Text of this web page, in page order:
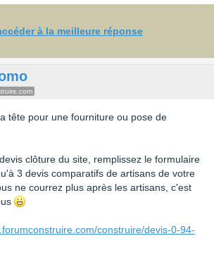
à la meilleure réponse
tête pour une fourniture ou pose de
clôture du site, remplissez le formulaire
3 devis comparatifs de artisans de votre
ne courrez plus après les artisans, c'est
construire/devis-0-94-